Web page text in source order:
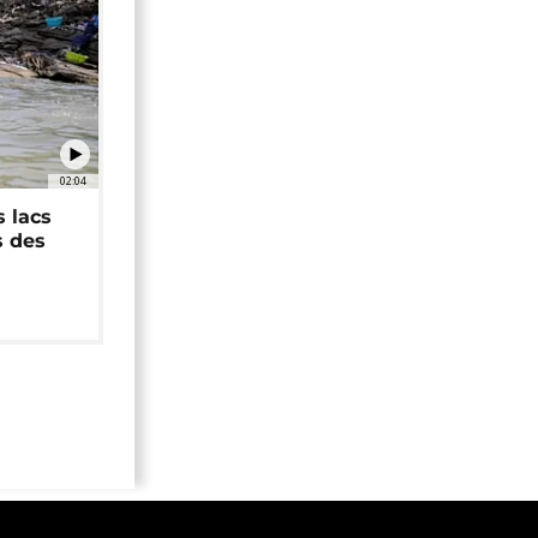
02:04
lacs
des